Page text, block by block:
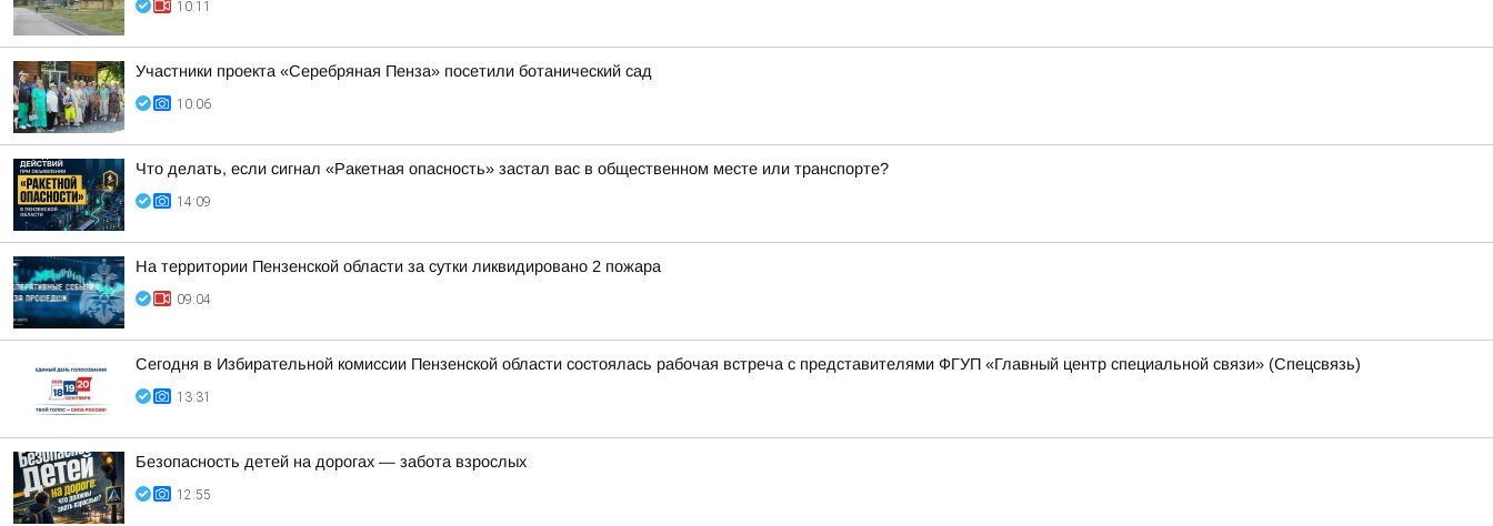
10:11
Участники проекта «Серебряная Пенза» посетили ботанический сад
10:06
Что делать, если сигнал «Ракетная опасность» застал вас в общественном месте или транспорте?
14:09
На территории Пензенской области за сутки ликвидировано 2 пожара
09:04
Сегодня в Избирательной комиссии Пензенской области состоялась рабочая встреча с представителями ФГУП «Главный центр специальной связи» (Спецсвязь)
13:31
Безопасность детей на дорогах — забота взрослых
12:55